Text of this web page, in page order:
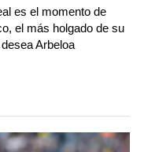
es el momento de
el más holgado de su
Arbeloa